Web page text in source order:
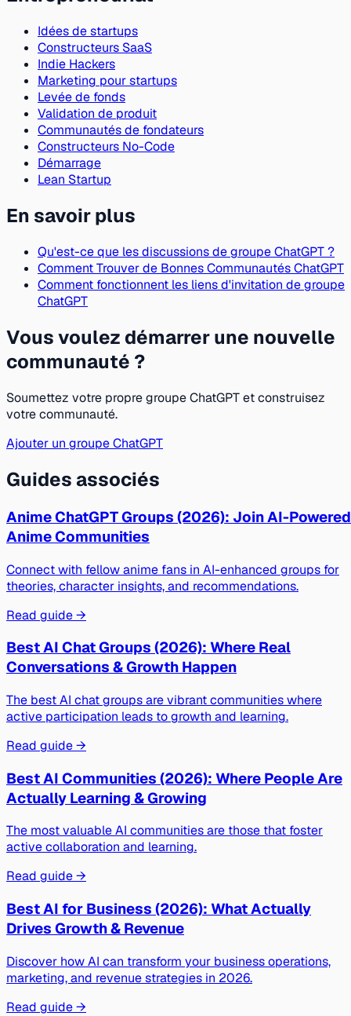
Idées de startups
Constructeurs SaaS
Indie Hackers
Marketing pour startups
Levée de fonds
Validation de produit
Communautés de fondateurs
Constructeurs No-Code
Démarrage
Lean Startup
En savoir plus
Qu'est-ce que les discussions de groupe ChatGPT ?
Comment Trouver de Bonnes Communautés ChatGPT
Comment fonctionnent les liens d'invitation de groupe
ChatGPT
Vous voulez démarrer une nouvelle
communauté ?
Soumettez votre propre groupe ChatGPT et construisez
votre communauté.
Ajouter un groupe ChatGPT
Guides associés
Anime ChatGPT Groups (2026): Join AI-Powered
Anime Communities
Connect with fellow anime fans in AI-enhanced groups for
theories, character insights, and recommendations.
Read guide →
Best AI Chat Groups (2026): Where Real
Conversations & Growth Happen
The best AI chat groups are vibrant communities where
active participation leads to growth and learning.
Read guide →
Best AI Communities (2026): Where People Are
Actually Learning & Growing
The most valuable AI communities are those that foster
active collaboration and learning.
Read guide →
Best AI for Business (2026): What Actually
Drives Growth & Revenue
Discover how AI can transform your business operations,
marketing, and revenue strategies in 2026.
Read guide →